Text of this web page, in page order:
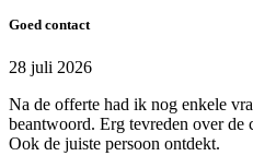
Goed contact
28 juli 2026
Na de offerte had ik nog enkele
beantwoord. Erg tevreden over
Ook de juiste persoon ontdekt.